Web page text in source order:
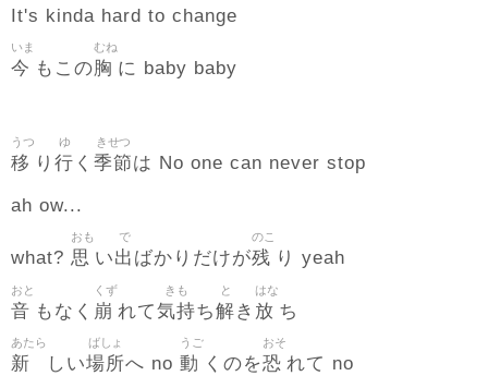
It's kinda hard to change
今
いま
もこの胸
むね
に baby baby
移
うつ
り 行
ゆ
く 季節
きせつ
は No one can never stop
ah ow...
what? 思
おも
い出
で
ばかりだけが残
のこ
り yeah
音
おと
もなく 崩
くず
れて気持
きも
ち解
と
き 放
はな
ち
新
あたら
しい場所
ばしょ
へ no 動
うご
くのを恐
おそ
れて no